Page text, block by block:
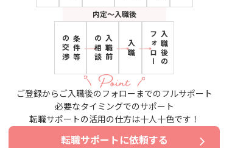
内定〜入職後
条件等
の交渉 入職前
の相談 入職 入職後の
フォロー
ご登録からご入職後のフォローまでのフルサポート
必要なタイミングでのサポート
転職サポートの活用の仕方は十人十色です！
転職サポートに依頼する